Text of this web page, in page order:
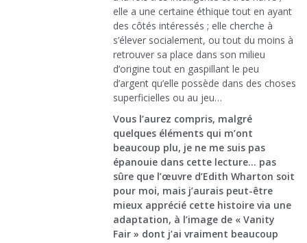
elle a une certaine éthique tout en ayant
des côtés intéressés ; elle cherche à
s’élever socialement, ou tout du moins à
retrouver sa place dans son milieu
d’origine tout en gaspillant le peu
d’argent qu’elle possède dans des choses
superficielles ou au jeu…
Vous l’aurez compris, malgré
quelques éléments qui m’ont
beaucoup plu, je ne me suis pas
épanouie dans cette lecture… pas
sûre que l’œuvre d’Edith Wharton soit
pour moi, mais j’aurais peut-être
mieux apprécié cette histoire via une
adaptation, à l’image de « Vanity
Fair » dont j’ai vraiment beaucoup